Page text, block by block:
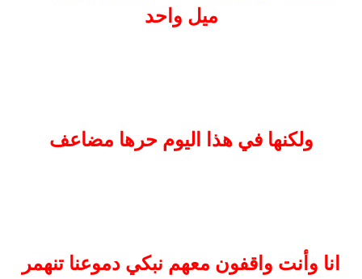
ميل واحد
ولكنها في هذا اليوم حرها مضاعف
انا وأنت واقفون معهم نبكي دموعنا تنهمر